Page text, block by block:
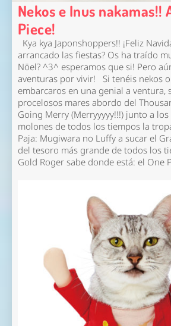
Nekos e Inus nakamas!!
Piece!
Kya kya Japonshoppers!! ¡Feliz
arrancado las fiestas? Os ha traído
Nöel? ^3^ esperamos que si! Pero
aventuras por vivir! Si tenéis nekos
embarcaros en una genial a ventura,
procelosos mares abordo del
Going Merry (Merryyyyy!!!) junto a los
molones de todos los tiempos la
Paja: Mugiwara no Luffy a sucar el
del tesoro más grande de todos los
Gold Roger sabe donde está: el One